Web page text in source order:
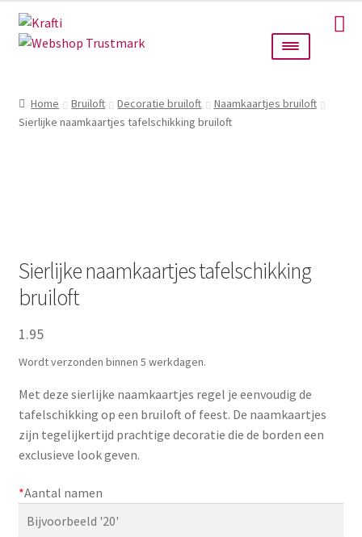
Ga
door
Ga
naar
Taarttoppers
Cadeautjes
Alle producten
Zoeken
naar:
Zoeken
Home Bruiloft Decoratie bruiloft
Naamkaartjes bruiloft
Sierlijke naamkaartjes tafelschikking bruiloft
Sierlijke naamkaartjes tafelschikking
bruiloft
1.95
Wordt verzonden binnen 5 werkdagen.
Met deze sierlijke naamkaartjes regel je eenvoudig de
tafelschikking op een bruiloft of feest. De naamkaartjes
zijn tegelijkertijd prachtige decoratie die de borden een
exclusieve look geven.
*Aantal namen